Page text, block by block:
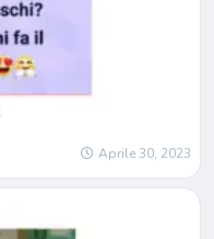
Aprile 30, 2023